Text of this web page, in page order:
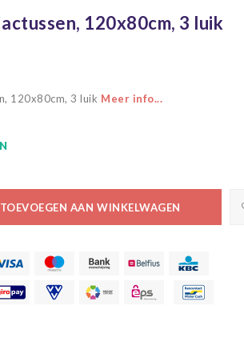
120x80cm, 3 luik
120x80cm, 3 luik Meer info...
TOEVOEGEN AAN WINKELWAGEN